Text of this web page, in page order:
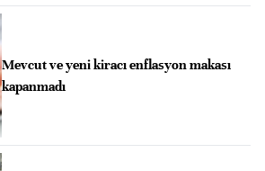
Mevcut ve yeni kiracı enflasyon makası
kapanmadı